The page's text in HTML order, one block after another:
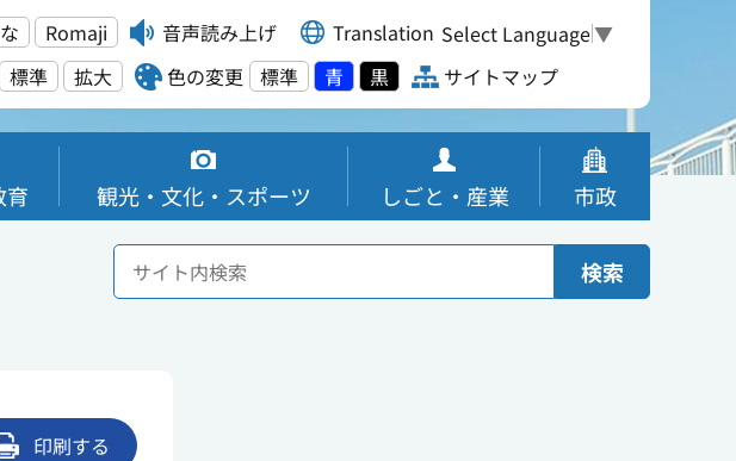
Romaji 音声読み上げ Translation Select Language▼
標準 拡大 色の変更 標準 青 黒 サイトマップ
育 観光・文化・スポーツ しごと・産業 市政
検索
印刷する